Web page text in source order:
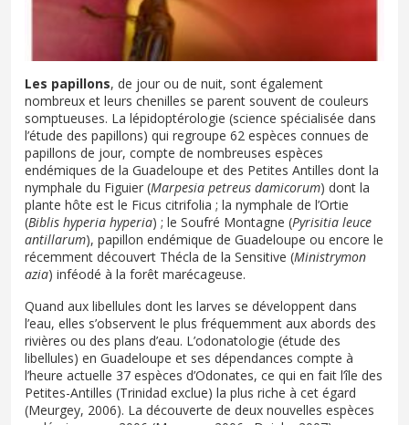
Les papillons, de jour ou de nuit, sont également
nombreux et leurs chenilles se parent souvent de couleurs
somptueuses. La lépidoptérologie (science spécialisée dans
l’étude des papillons) qui regroupe 62 espèces connues de
papillons de jour, compte de nombreuses espèces
endémiques de la Guadeloupe et des Petites Antilles dont la
nymphale du Figuier (Marpesia petreus damicorum) dont la
plante hôte est le Ficus citrifolia ; la nymphale de l’Ortie
(Biblis hyperia hyperia) ; le Soufré Montagne (Pyrisitia leuce
antillarum), papillon endémique de Guadeloupe ou encore le
récemment découvert Thécla de la Sensitive (Ministrymon
azia) inféodé à la forêt marécageuse.
Quand aux libellules dont les larves se développent dans
l’eau, elles s’observent le plus fréquemment aux abords des
rivières ou des plans d’eau. L’odonatologie (étude des
libellules) en Guadeloupe et ses dépendances compte à
l’heure actuelle 37 espèces d’Odonates, ce qui en fait l’île des
Petites-Antilles (Trinidad exclue) la plus riche à cet égard
(Meurgey, 2006). La découverte de deux nouvelles espèces